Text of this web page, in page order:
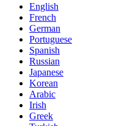
English
French
German
Portuguese
Spanish
Russian
Japanese
Korean
Arabic
Irish
Greek